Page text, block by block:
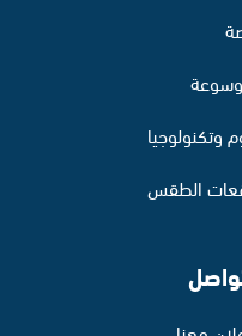
وتكنولوجيا
الطقس